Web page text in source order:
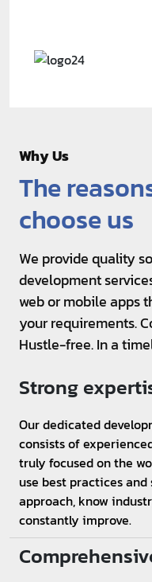
Why Us
The
choose us
We provide quality
development
web or mobile apps
your requirements.
Hustle-free. In a
Strong
Our dedicated
consists of
truly focused on the
use best practices
approach, know
constantly improve.